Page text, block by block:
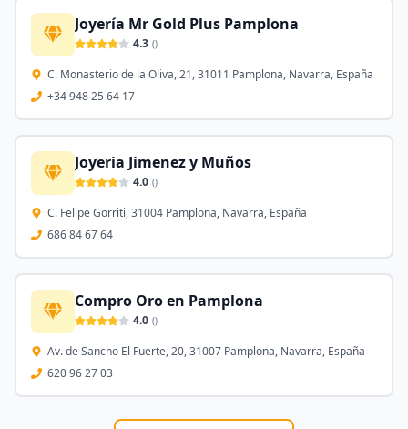
Joyería Mr Gold Plus Pamplona
4.3 ()
C. Monasterio de la Oliva, 21, 31011 Pamplona, Navarra, España
+34 948 25 64 17
Joyeria Jimenez y Muños
4.0 ()
C. Felipe Gorriti, 31004 Pamplona, Navarra, España
686 84 67 64
Compro Oro en Pamplona
4.0 ()
Av. de Sancho El Fuerte, 20, 31007 Pamplona, Navarra, España
620 96 27 03